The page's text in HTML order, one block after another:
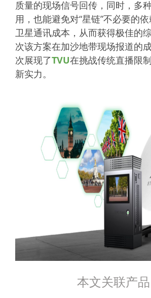
质量的现场信号回传，同时，多
用，也能避免对“星链”不必要的
卫星通讯成本，从而获得极佳的
次该方案在加沙地带现场报道的
次展现了TVU在挑战传统直播限
新实力。
本文关联产品